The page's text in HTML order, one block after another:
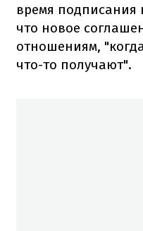
время подписания
что новое
отношениям,
что-то получают".